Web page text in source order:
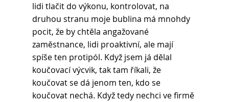
lidi tlačit do výkonu, kontrolovat, na
druhou stranu moje bublina má mnohdy
pocit, že by chtěla angažované
zaměstnance, lidi proaktivní, ale mají
spíše ten protipól. Když jsem já dělal
koučovací výcvik, tak tam říkali, že
koučovat se dá jenom ten, kdo se
koučovat nechá. Když tedy nechci ve firmě